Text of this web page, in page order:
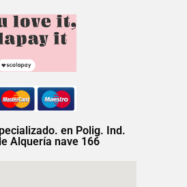
en Polig. Ind.
Alquería nave 166